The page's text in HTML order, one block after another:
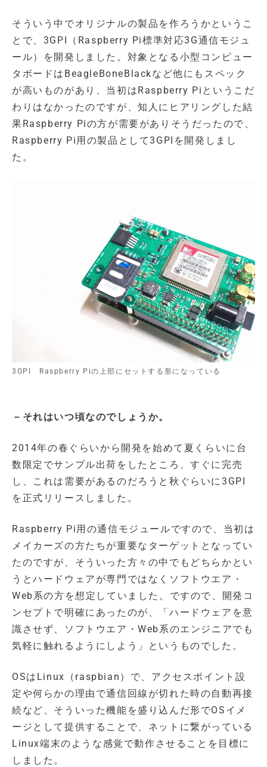
そういう中でオリジナルの製品を作ろうかというこ
とで、3GPI（Raspberry Pi標準対応3G通信モジュ
ール）を開発しました。対象となる小型コンピュー
タボードはBeagleBoneBlackなど他にもスペック
が高いものがあり、当初はRaspberry Piというこだ
わりはなかったのですが、知人にヒアリングした結
果Raspberry Piの方が需要がありそうだったので、
Raspberry Pi用の製品として3GPIを開発しまし
た。
3GPI Raspberry Piの上部にセットする形になっている
－それはいつ頃なのでしょうか。
2014年の春ぐらいから開発を始めて夏くらいに台
数限定でサンプル出荷をしたところ、すぐに完売
し、これは需要があるのだろうと秋ぐらいに3GPI
を正式リリースしました。
Raspberry Pi用の通信モジュールですので、当初は
メイカーズの方たちが重要なターゲットとなってい
たのですが、そういった方々の中でもどちらかとい
うとハードウェアが専門ではなくソフトウエア・
Web系の方を想定していました。ですので、開発コ
ンセプトで明確にあったのが、「ハードウェアを意
識させず、ソフトウエア・Web系のエンジニアでも
気軽に触れるようにしよう」というものでした。
OSはLinux（raspbian）で、アクセスポイント設
定や何らかの理由で通信回線が切れた時の自動再接
続など、そういった機能を盛り込んだ形でOSイメ
ージとして提供することで、ネットに繋がっている
Linux端末のような感覚で動作させることを目標に
しました。